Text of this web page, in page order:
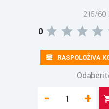
215/60
0
RASPOLOŽIVA
- +